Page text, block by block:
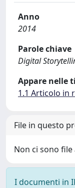
Anno
2014
Parole chiave
Digital
Appare nelle
1.1 Articolo in
File in questo
Non ci sono
I documenti in